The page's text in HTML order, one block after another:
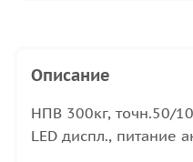
Описание
НПВ 300кг, точн.50/
LED диспл., питание